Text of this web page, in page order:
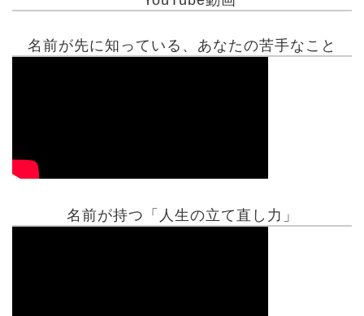
名前が先に知っている、あなたの苦手なこと
名前が持つ「人生の立て直し力」